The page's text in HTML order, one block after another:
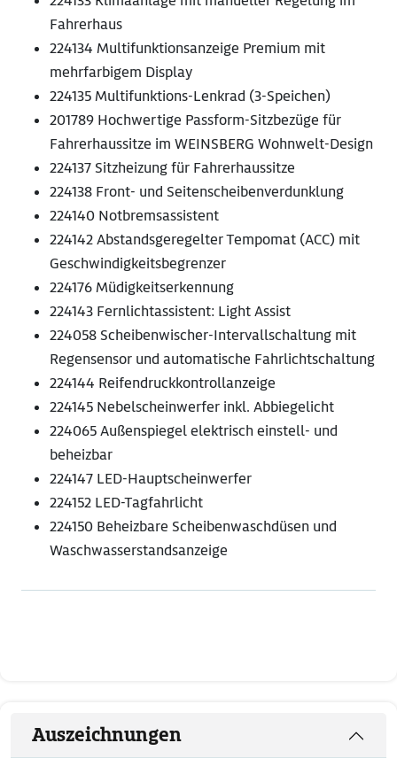
Fahrerhaus
224134 Multifunktionsanzeige Premium mit
mehrfarbigem Display
224135 Multifunktions-Lenkrad (3-Speichen)
201789 Hochwertige Passform-Sitzbezüge für
Fahrerhaussitze im WEINSBERG Wohnwelt-Design
224137 Sitzheizung für Fahrerhaussitze
224138 Front- und Seitenscheibenverdunklung
224140 Notbremsassistent
224142 Abstandsgeregelter Tempomat (ACC) mit
Geschwindigkeitsbegrenzer
224176 Müdigkeitserkennung
224143 Fernlichtassistent: Light Assist
224058 Scheibenwischer-Intervallschaltung mit
Regensensor und automatische Fahrlichtschaltung
224144 Reifendruckkontrollanzeige
224145 Nebelscheinwerfer inkl. Abbiegelicht
224065 Außenspiegel elektrisch einstell- und
beheizbar
224147 LED-Hauptscheinwerfer
224152 LED-Tagfahrlicht
224150 Beheizbare Scheibenwaschdüsen und
Waschwasserstandsanzeige
Auszeichnungen